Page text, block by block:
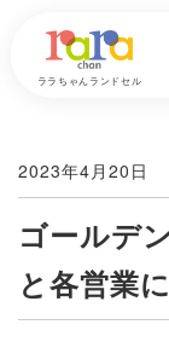
ララちゃんランドセル
2023年4月20日
ゴールデ
と各営業